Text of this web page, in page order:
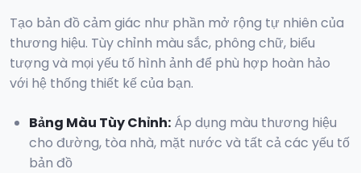
Tạo bản đồ cảm giác như phần mở rộng tự nhiên của
thương hiệu. Tùy chỉnh màu sắc, phông chữ, biểu
tượng và mọi yếu tố hình ảnh để phù hợp hoàn hảo
với hệ thống thiết kế của bạn.
Bảng Màu Tùy Chỉnh: Áp dụng màu thương hiệu
cho đường, tòa nhà, mặt nước và tất cả các yếu tố
bản đồ